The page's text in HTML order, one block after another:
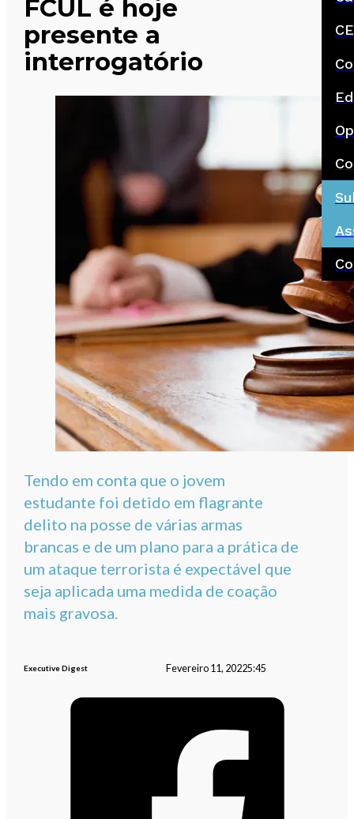
FCUL é hoje
presente a
interrogatório
Tendo em conta que o jovem
estudante foi detido em flagrante
delito na posse de várias armas
brancas e de um plano para a prática de
um ataque terrorista é expectável que
seja aplicada uma medida de coação
mais gravosa.
Executive Digest Fevereiro 11, 20225:45